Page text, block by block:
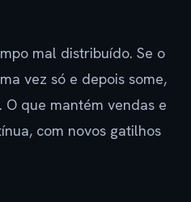
mal distribuído. Se o
vez só e depois some,
que mantém vendas e
com novos gatilhos